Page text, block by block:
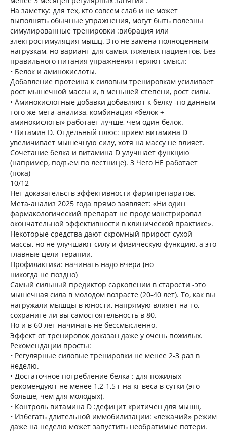
На заметку: для тех, кто совсем слаб и не может
выполнять обычные упражнения, могут быть полезны
симулированные тренировки :вибрация или
электростимуляция мышц. Это не замена полноценным
нагрузкам, но вариант для самых тяжелых пациентов. Без
правильного питания упражнения теряют смысл:
• Белок и аминокислоты.
Добавление протеина к силовым тренировкам усиливает
рост мышечной массы и, в меньшей степени, рост силы.
• Аминокислотные добавки добавляют к белку -по данным
того же мета-анализа, комбинация «белок +
аминокислоты» работает лучше, чем один белок.
• Витамин D. Отдельный плюс: прием витамина D
увеличивает мышечную силу, хотя на массу не влияет.
Сочетание белка и витамина D улучшает функцию
(например, подъем по лестнице). 3 Чего НЕ работает
(пока)
10/12
Нет доказательств эффективности фармпрепаратов.
Мета-анализ 2025 года прямо заявляет: «Ни один
фармакологический препарат не продемонстрировал
окончательной эффективности в клинической практике».
Некоторые средства дают скромный прирост сухой
массы, но не улучшают силу и физическую функцию, а это
главные цели терапии.
Профилактика: начинать надо вчера (но
никогда не поздно)
Самый сильный предиктор саркопении в старости -это
мышечная сила в молодом возрасте (20-40 лет). То, как вы
нагружали мышцы в юности, напрямую влияет на то,
сохраните ли вы самостоятельность в 80.
Но и в 60 лет начинать не бессмысленно.
Эффект от тренировок доказан даже у очень пожилых.
Рекомендации просты:
• Регулярные силовые тренировки не менее 2-3 раз в
неделю.
• Достаточное потребление белка : для пожилых
рекомендуют не менее 1,2-1,5 г на кг веса в сутки (это
больше, чем для молодых).
• Контроль витамина D :дефицит критичен для мышц.
• Избегать длительной иммобилизации: «лежачий» режим
даже на неделю может запустить необратимые потери.